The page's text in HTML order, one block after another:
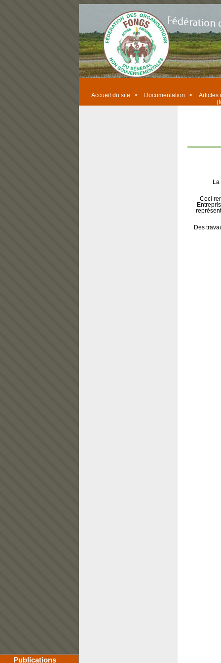
Accueil du site > Documentation > Articles
Ceci
Des
Publications